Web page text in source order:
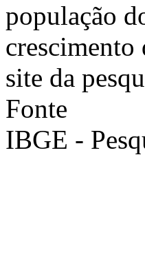
população
site da
Fonte
IBGE -